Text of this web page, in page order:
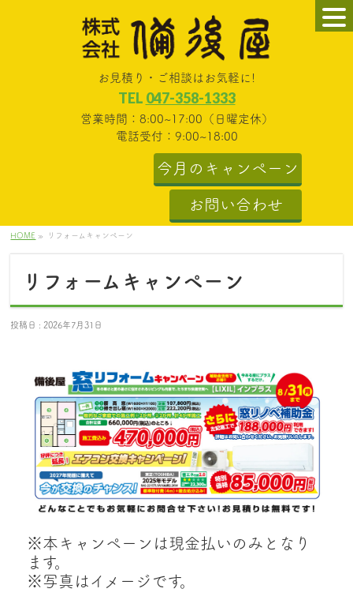
お見積り・ご相談はお気軽に!
TEL 047-358-1333
営業時間：8:00~17:00（日曜定休）
電話受付：9:00~18:00
今月のキャンペーン
お問い合わせ
HOME » リフォームキャンペーン
リフォームキャンペーン
投稿日 : 2026年7月31日
※本キャンペーンは現金払いのみとなり
ます。
※写真はイメージです。